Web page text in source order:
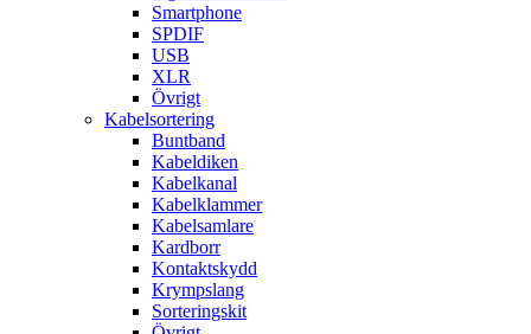
Smartphone
SPDIF
USB
XLR
Övrigt
Kabelsortering
Buntband
Kabeldiken
Kabelkanal
Kabelklammer
Kabelsamlare
Kardborr
Kontaktskydd
Krympslang
Sorteringskit